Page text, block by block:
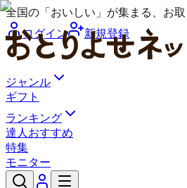
全国の「おいしい」が集まる、お
ログイン
新規登録
ジャンル
ギフト
ランキング
達人おすすめ
特集
モニター